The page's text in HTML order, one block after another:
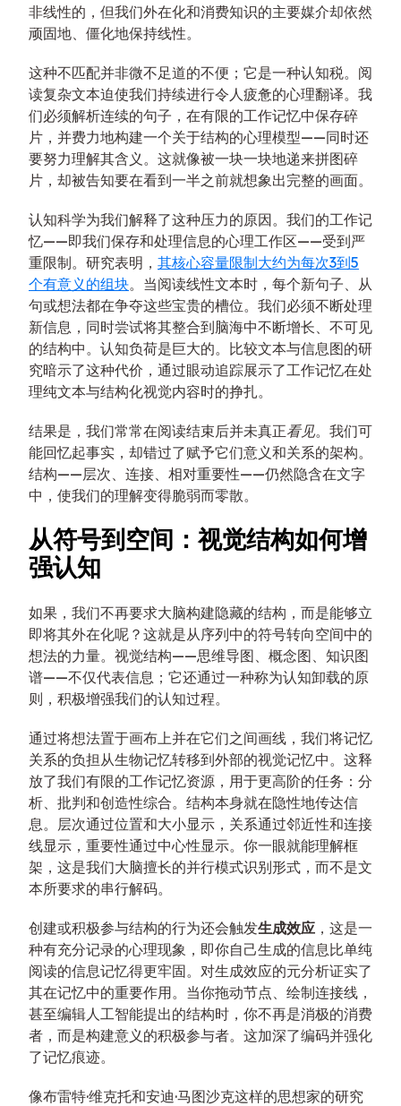
非线性的，但我们外在化和消费知识的主要媒介却依然
顽固地、僵化地保持线性。
这种不匹配并非微不足道的不便；它是一种认知税。阅
读复杂文本迫使我们持续进行令人疲惫的心理翻译。我
们必须解析连续的句子，在有限的工作记忆中保存碎
片，并费力地构建一个关于结构的心理模型——同时还
要努力理解其含义。这就像被一块一块地递来拼图碎
片，却被告知要在看到一半之前就想象出完整的画面。
认知科学为我们解释了这种压力的原因。我们的工作记
忆——即我们保存和处理信息的心理工作区——受到严
重限制。研究表明， 其核心容量限制大约为每次3到5
个有意义的组块。当阅读线性文本时，每个新句子、从
句或想法都在争夺这些宝贵的槽位。我们必须不断处理
新信息，同时尝试将其整合到脑海中不断增长、不可见
的结构中。认知负荷是巨大的。比较文本与信息图的研
究暗示了这种代价，通过眼动追踪展示了工作记忆在处
理纯文本与结构化视觉内容时的挣扎。
结果是，我们常常在阅读结束后并未真正看见。我们可
能回忆起事实，却错过了赋予它们意义和关系的架构。
结构——层次、连接、相对重要性——仍然隐含在文字
中，使我们的理解变得脆弱而零散。
从符号到空间：视觉结构如何增
强认知
如果，我们不再要求大脑构建隐藏的结构，而是能够立
即将其外在化呢？这就是从序列中的符号转向空间中的
想法的力量。视觉结构——思维导图、概念图、知识图
谱——不仅代表信息；它还通过一种称为认知卸载的原
则，积极增强我们的认知过程。
通过将想法置于画布上并在它们之间画线，我们将记忆
关系的负担从生物记忆转移到外部的视觉记忆中。这释
放了我们有限的工作记忆资源，用于更高阶的任务：分
析、批判和创造性综合。结构本身就在隐性地传达信
息。层次通过位置和大小显示，关系通过邻近性和连接
线显示，重要性通过中心性显示。你一眼就能理解框
架，这是我们大脑擅长的并行模式识别形式，而不是文
本所要求的串行解码。
创建或积极参与结构的行为还会触发生成效应 ，这是一
种有充分记录的心理现象，即你自己生成的信息比单纯
阅读的信息记忆得更牢固。对生成效应的元分析证实了
其在记忆中的重要作用。当你拖动节点、绘制连接线，
甚至编辑人工智能提出的结构时，你不再是消极的消费
者，而是构建意义的积极参与者。这加深了编码并强化
了记忆痕迹。
像布雷特·维克托和安迪·马图沙克这样的思想家的研究